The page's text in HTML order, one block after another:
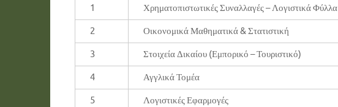
1
Χρηματοπιστωτικές Συναλλαγές – Λογιστικά Φύλλα
2
Οικονομικά Μαθηματικά & Στατιστική
3
Στοιχεία Δικαίου (Εμπορικό – Τουριστικό)
4
Αγγλικά Τομέα
5
Λογιστικές Εφαρμογές